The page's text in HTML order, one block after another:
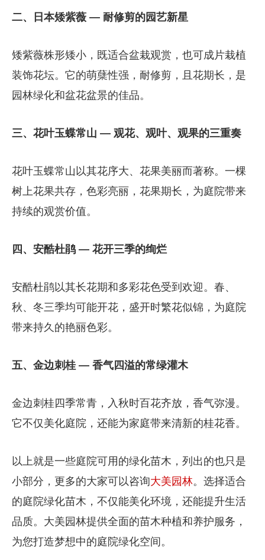
二、日本矮紫薇 — 耐修剪的园艺新星
矮紫薇株形矮小，既适合盆栽观赏，也可成片栽植
装饰花坛。它的萌蘖性强，耐修剪，且花期长，是
园林绿化和盆花盆景的佳品。
三、花叶玉蝶常山 — 观花、观叶、观果的三重奏
花叶玉蝶常山以其花序大、花果美丽而著称。一棵
树上花果共存，色彩亮丽，花果期长，为庭院带来
持续的观赏价值。
四、安酷杜鹃 — 花开三季的绚烂
安酷杜鹃以其长花期和多彩花色受到欢迎。春、
秋、冬三季均可能开花，盛开时繁花似锦，为庭院
带来持久的艳丽色彩。
五、金边刺桂 — 香气四溢的常绿灌木
金边刺桂四季常青，入秋时百花齐放，香气弥漫。
它不仅美化庭院，还能为家庭带来清新的桂花香。
以上就是一些庭院可用的绿化苗木，列出的也只是
小部分，更多的大家可以咨询大美园林。选择适合
的庭院绿化苗木，不仅能美化环境，还能提升生活
品质。大美园林提供全面的苗木种植和养护服务，
为您打造梦想中的庭院绿化空间。